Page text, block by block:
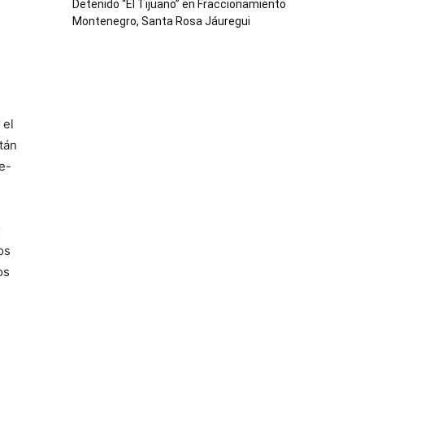
el
Detenido “El Tijuano” en Fraccionamiento
Montenegro, Santa Rosa Jáuregui